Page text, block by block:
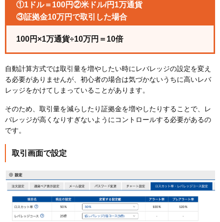
①1ドル＝100円②米ドル/円1万通貨
③証拠金10万円で取引した場合
100円×1万通貨÷10万円＝10倍
自動計算方式では取引量を増やしたい時にレバレッジの設定を変え
る必要がありませんが、初心者の場合は気づかないうちに高いレバ
レッジをかけてしまっていることがあります。
そのため、取引量を減らしたり証拠金を増やしたりすることで、レ
バレッジが高くなりすぎないようにコントロールする必要があるの
です。
取引画面で設定